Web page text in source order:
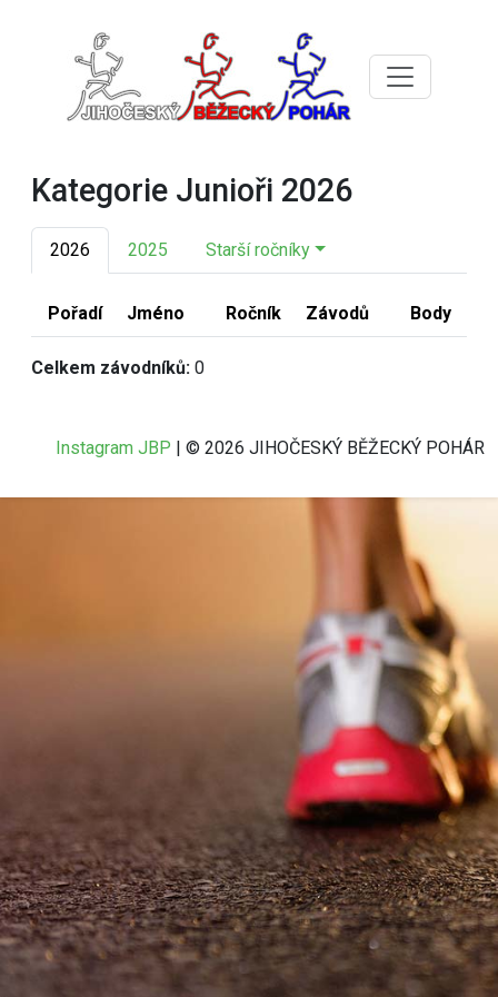
Kategorie Junioři 2026
2026 2025 Starší ročníky
Pořadí Jméno Ročník Závodů Body
Celkem závodníků: 0
Instagram JBP | © 2026 JIHOČESKÝ BĚŽECKÝ POHÁR